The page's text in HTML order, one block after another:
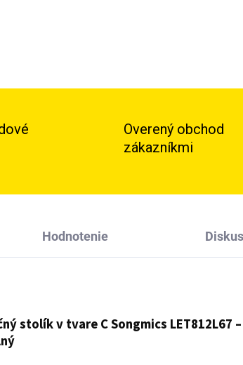
Overený obchod
zákazníkmi
Hodnotenie
stolík v tvare C Songmics LET812L67